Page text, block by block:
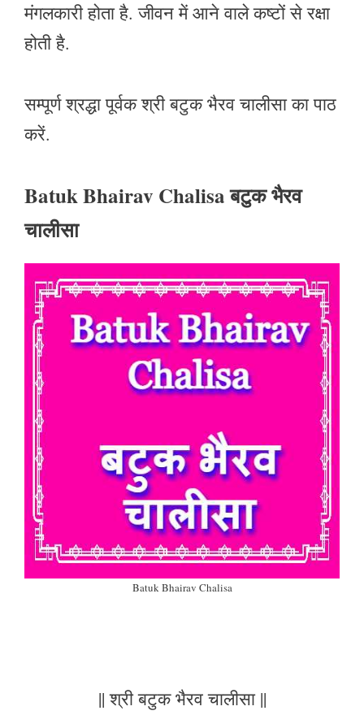
मंगलकारी होता है. जीवन में आने वाले कष्टों से रक्षा
होती है.
सम्पूर्ण श्रद्धा पूर्वक श्री बटुक भैरव चालीसा का पाठ
करें.
Batuk Bhairav Chalisa बटुक भैरव
चालीसा
Batuk Bhairav Chalisa
|| श्री बटुक भैरव चालीसा ||